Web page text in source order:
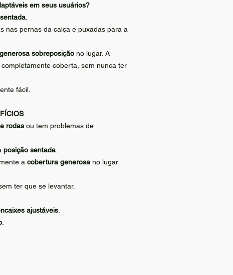
​​em seus usuários?
nas pernas da calça e puxadas para a
generosa sobreposição no lugar. A
coberta, sem nunca ter
fácil.
rodas ou tem problemas de
posição sentada
a cobertura generosa no lugar
ter que se levantar.
ajustáveis